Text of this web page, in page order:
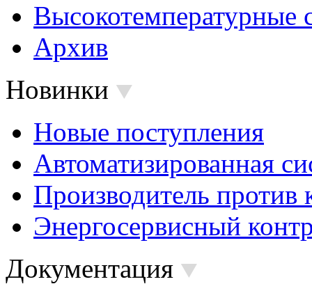
Высокотемпературные
Архив
Новинки
Новые поступления
Автоматизированная
Производитель против
Энергосервисный
Документация